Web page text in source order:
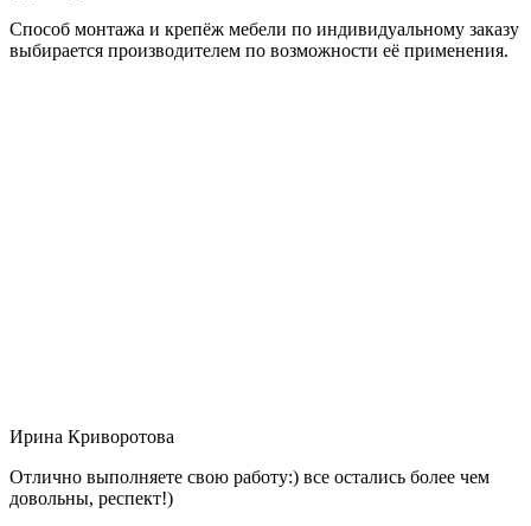
Способ монтажа и крепёж мебели по индивидуальному заказу
выбирается производителем по возможности её применения.
Ирина Криворотова
Отлично выполняете свою работу:) все остались более чем
довольны, респект!)